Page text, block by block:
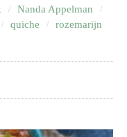
Nanda Appelman
quiche
rozemarijn